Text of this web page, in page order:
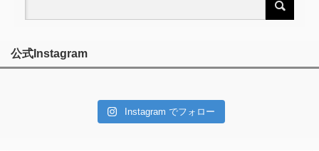
公式Instagram
Instagram でフォロー